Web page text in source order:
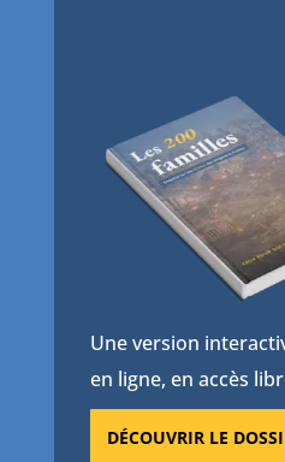
Une version
en ligne, en accès
DÉCOUVRIR LE